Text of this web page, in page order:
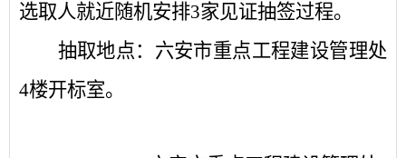
选取人就近随机安排3家见证抽签过程。
抽取地点：六安市重点工程建设管理处
4楼开标室。